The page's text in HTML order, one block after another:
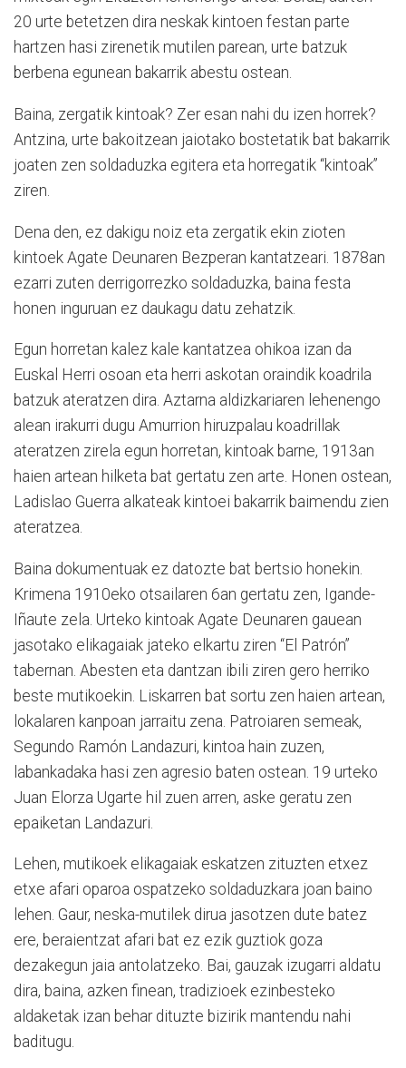
20 urte betetzen dira neskak kintoen festan parte
hartzen hasi zirenetik mutilen parean, urte batzuk
berbena egunean bakarrik abestu ostean.
Baina, zergatik kintoak? Zer esan nahi du izen horrek?
Antzina, urte bakoitzean jaiotako bostetatik bat bakarrik
joaten zen soldaduzka egitera eta horregatik “kintoak”
ziren.
Dena den, ez dakigu noiz eta zergatik ekin zioten
kintoek Agate Deunaren Bezperan kantatzeari. 1878an
ezarri zuten derrigorrezko soldaduzka, baina festa
honen inguruan ez daukagu datu zehatzik.
Egun horretan kalez kale kantatzea ohikoa izan da
Euskal Herri osoan eta herri askotan oraindik koadrila
batzuk ateratzen dira. Aztarna aldizkariaren lehenengo
alean irakurri dugu Amurrion hiruzpalau koadrillak
ateratzen zirela egun horretan, kintoak barne, 1913an
haien artean hilketa bat gertatu zen arte. Honen ostean,
Ladislao Guerra alkateak kintoei bakarrik baimendu zien
ateratzea.
Baina dokumentuak ez datozte bat bertsio honekin.
Krimena 1910eko otsailaren 6an gertatu zen, Igande-
Iñaute zela. Urteko kintoak Agate Deunaren gauean
jasotako elikagaiak jateko elkartu ziren “El Patrón”
tabernan. Abesten eta dantzan ibili ziren gero herriko
beste mutikoekin. Liskarren bat sortu zen haien artean,
lokalaren kanpoan jarraitu zena. Patroiaren semeak,
Segundo Ramón Landazuri, kintoa hain zuzen,
labankadaka hasi zen agresio baten ostean. 19 urteko
Juan Elorza Ugarte hil zuen arren, aske geratu zen
epaiketan Landazuri.
Lehen, mutikoek elikagaiak eskatzen zituzten etxez
etxe afari oparoa ospatzeko soldaduzkara joan baino
lehen. Gaur, neska-mutilek dirua jasotzen dute batez
ere, beraientzat afari bat ez ezik guztiok goza
dezakegun jaia antolatzeko. Bai, gauzak izugarri aldatu
dira, baina, azken finean, tradizioek ezinbesteko
aldaketak izan behar dituzte bizirik mantendu nahi
baditugu.